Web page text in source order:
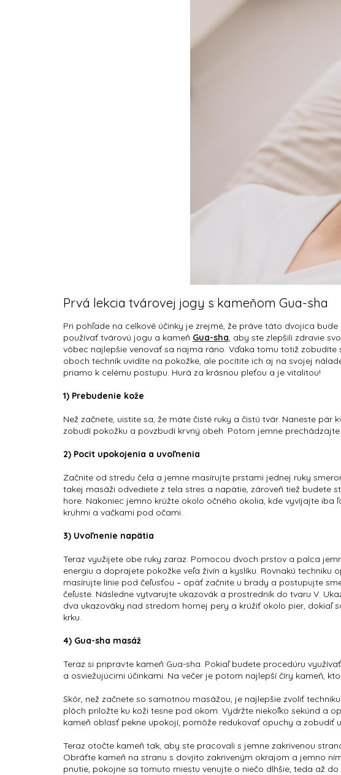
Prvá lekcia tvárovej jogy s kameňom Gua-sha
Pri pohľade na celkové účinky je zrejmé, že práve táto dvojica
používať tvárovú jogu a kameň Gua-sha, aby ste zlepšili zdravie
vôbec najlepšie venovať sa najmä ráno. Vďaka tomu totiž
oboch techník uvidíte na pokožke, ale pocítite ich aj na svojej
priamo k celému postupu. Hurá za krásnou pleťou a je vitalitou!
1) Prebudenie kože
Než začnete, uistite sa, že máte čisté ruky a čistú tvár. Naneste
zobudí pokožku a povzbudí krvný obeh. Potom jemne
2) Pocit upokojenia a uvoľnenia
Začnite od stredu čela a jemne masírujte prstami jednej ruky
takej masáži odvediete z tela stres a napätie, zároveň tiež budete
hore. Nakoniec jemno krúžte okolo očného okolia, kde vyvíjajte
kruhmi a vačkami pod očami.
3) Uvoľnenie napätia
Teraz využijete obe ruky zaraz. Pomocou dvoch prstov a palca
energiu a doprajete pokožke veľa živín a kyslíku. Rovnakú
masírujte línie pod čeľusťou – opäť začnite u brady a postupujte
čeľuste. Následne vytvarujte ukazovák a prostredník do tvaru V.
dva ukazováky nad stredom hornej pery a krúžiť okolo pier,
krku.
4) Gua-sha masáž
Teraz si pripravte kameň Gua-sha. Pokiaľ budete procedúru
a osviežujúcimi účinkami. Na večer je potom najlepší číry kameň,
Skôr, než začnete so samotnou masážou, je najlepšie zvoliť
plôch priložte ku koži tesne pod okom. Vydržte niekoľko sekúnd a
kameň oblasť pekne upokojí, pomôže redukovať opuchy a zobudiť
Teraz otočte kameň tak, aby ste pracovali s jemne zakrivenou
Obráťte kameň na stranu s dovjito zakriveným okrajom a jemno
pnutie, pokojne sa tomuto miestu venujte o niečo dlhšie, teda až